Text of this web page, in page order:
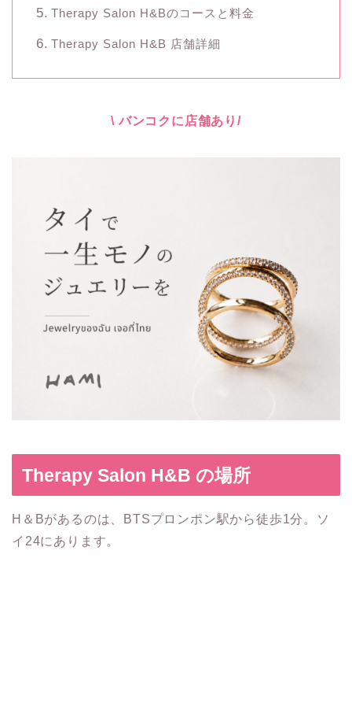
Therapy Salon H&Bのコースと料金
Therapy Salon H&B 店舗詳細
\ バンコクに店舗あり/
Therapy Salon H&B の場所
H＆Bがあるのは、BTSプロンポン駅から徒歩1分。ソ
イ24にあります。